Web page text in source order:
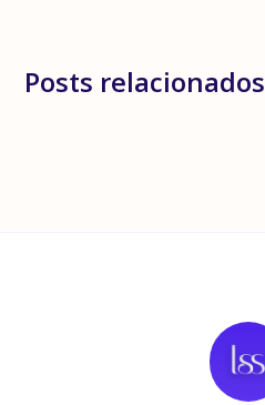
Posts relacionados